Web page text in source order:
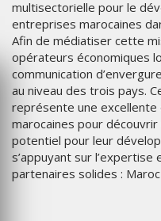
multisectorielle pour le
entreprises marocaines
Afin de médiatiser cette
opérateurs économiques
communication
au niveau des trois pays.
représente une
marocaines pour
potentiel pour leur
s’appuyant sur l’expertise
partenaires solides :